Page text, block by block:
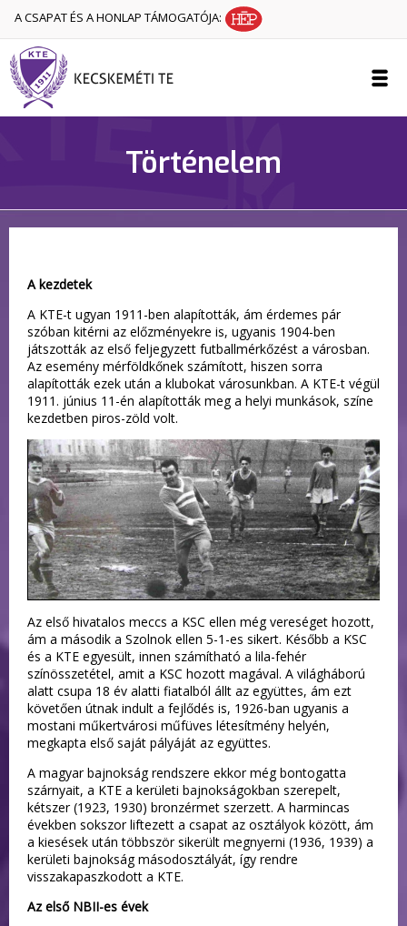
A CSAPAT ÉS A HONLAP TÁMOGATÓJA:
Történelem
A kezdetek
A KTE-t ugyan 1911-ben alapították, ám érdemes pár
szóban kitérni az előzményekre is, ugyanis 1904-ben
játszották az első feljegyzett futballmérkőzést a városban.
Az esemény mérföldkőnek számított, hiszen sorra
alapították ezek után a klubokat városunkban. A KTE-t végül
1911. június 11-én alapították meg a helyi munkások, színe
kezdetben piros-zöld volt.
Az első hivatalos meccs a KSC ellen még vereséget hozott,
ám a második a Szolnok ellen 5-1-es sikert. Később a KSC
és a KTE egyesült, innen számítható a lila-fehér
színösszetétel, amit a KSC hozott magával. A világháború
alatt csupa 18 év alatti fiatalból állt az együttes, ám ezt
követően útnak indult a fejlődés is, 1926-ban ugyanis a
mostani műkertvárosi műfüves létesítmény helyén,
megkapta első saját pályáját az együttes.
A magyar bajnokság rendszere ekkor még bontogatta
szárnyait, a KTE a kerületi bajnokságokban szerepelt,
kétszer (1923, 1930) bronzérmet szerzett. A harmincas
években sokszor liftezett a csapat az osztályok között, ám
a kiesések után többször sikerült megnyerni (1936, 1939) a
kerületi bajnokság másodosztályát, így rendre
visszakapaszkodott a KTE.
Az első NBII-es évek